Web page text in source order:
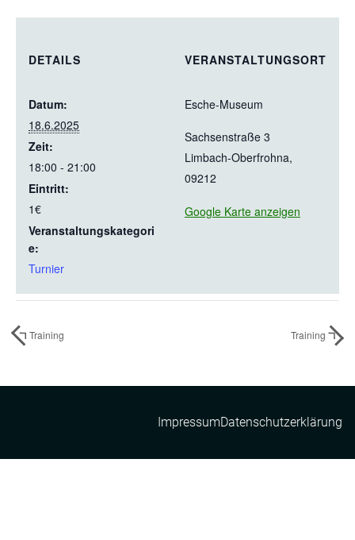
DETAILS
Datum:
18.6.2025
Zeit:
18:00 - 21:00
Eintritt:
1€
Veranstaltungskategori
e:
Turnier
VERANSTALTUNGSORT
Esche-Museum
Sachsenstraße 3
Limbach-Oberfrohna,
09212
Google Karte anzeigen
Training Training
ImpressumDatenschutzerklärung